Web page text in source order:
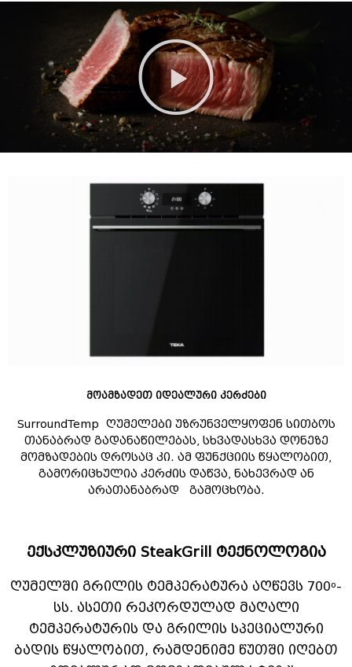
მოამზადეთ იდეალური კერძები
SurroundTemp ღუმელები უზრუნველყოფენ სითბოს
თანაბრად გადანაწილებას, სხვადასხვა დონეზე
მომზადების დროსაც კი. ამ ფუნქციის წყალობით,
გამორიცხულია კერძის დაწვა, ნახევრად ან
არათანაბრად გამოცხობა.
ექსკლუზიური SteakGrill ტექნოლოგია
ღუმელში გრილის ტემპერატურა აღწევს 700º-
სს. ასეთი რეკორდულად მაღალი
ტემპერატურის და გრილის სპეციალური
ბადის წყალობით, რამდენიმე წუთში იღებთ